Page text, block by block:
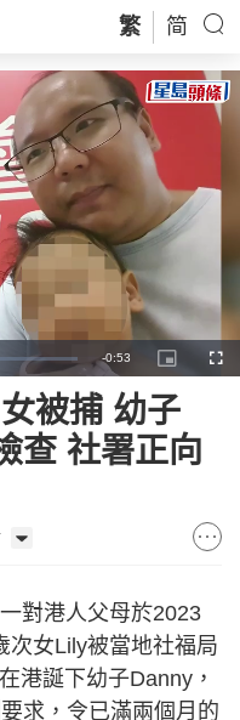
繁 简
Remaining
Time
-0:53
Picture-
in-
被捕 幼子
查 社署正向
對港人父母於2023
次女Lily被當地社福局
港誕下幼子Danny，
求，令已滿兩個月的